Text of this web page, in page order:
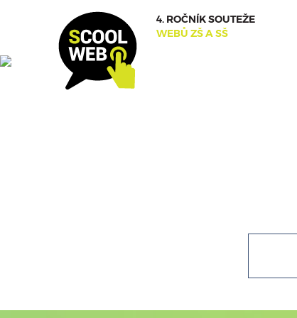
4. ROČNÍK SOUTEŽE
WEBŮ ZŠ A SŠ